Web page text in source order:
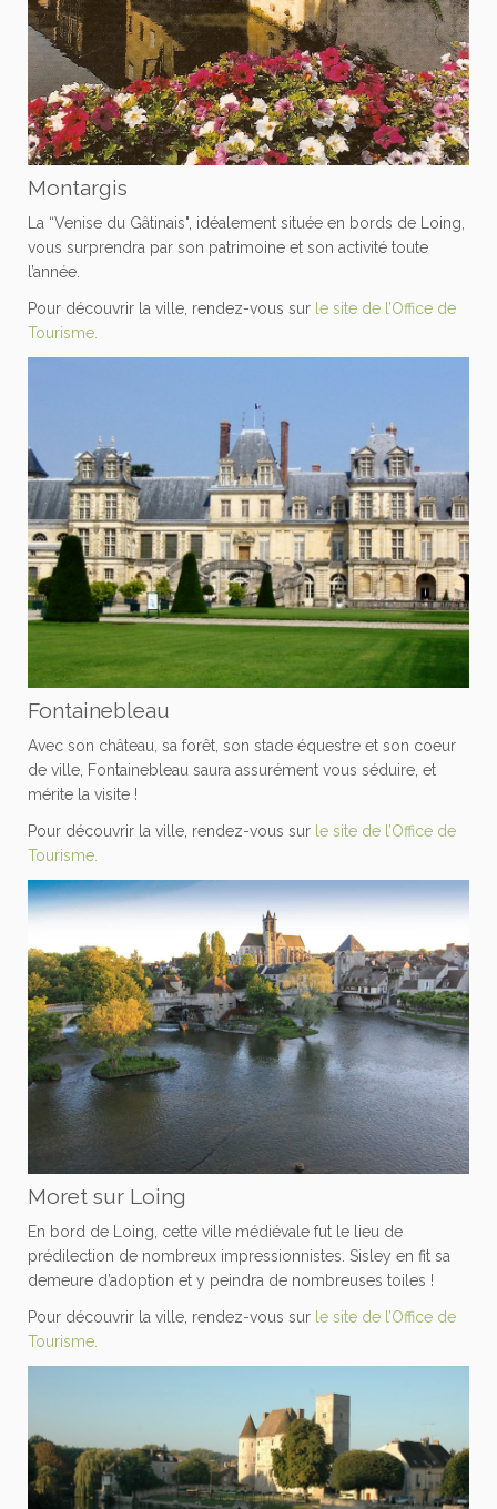
Montargis
La “Venise du Gâtinais", idéalement située en bords de Loing,
vous surprendra par son patrimoine et son activité toute
l’année.
Pour découvrir la ville, rendez-vous sur le site de l’Office de
Tourisme.
Fontainebleau
Avec son château, sa forêt, son stade équestre et son coeur
de ville, Fontainebleau saura assurément vous séduire, et
mérite la visite !
Pour découvrir la ville, rendez-vous sur le site de l’Office de
Tourisme.
Moret sur Loing
En bord de Loing, cette ville médiévale fut le lieu de
prédilection de nombreux impressionnistes. Sisley en fit sa
demeure d’adoption et y peindra de nombreuses toiles !
Pour découvrir la ville, rendez-vous sur le site de l’Office de
Tourisme.